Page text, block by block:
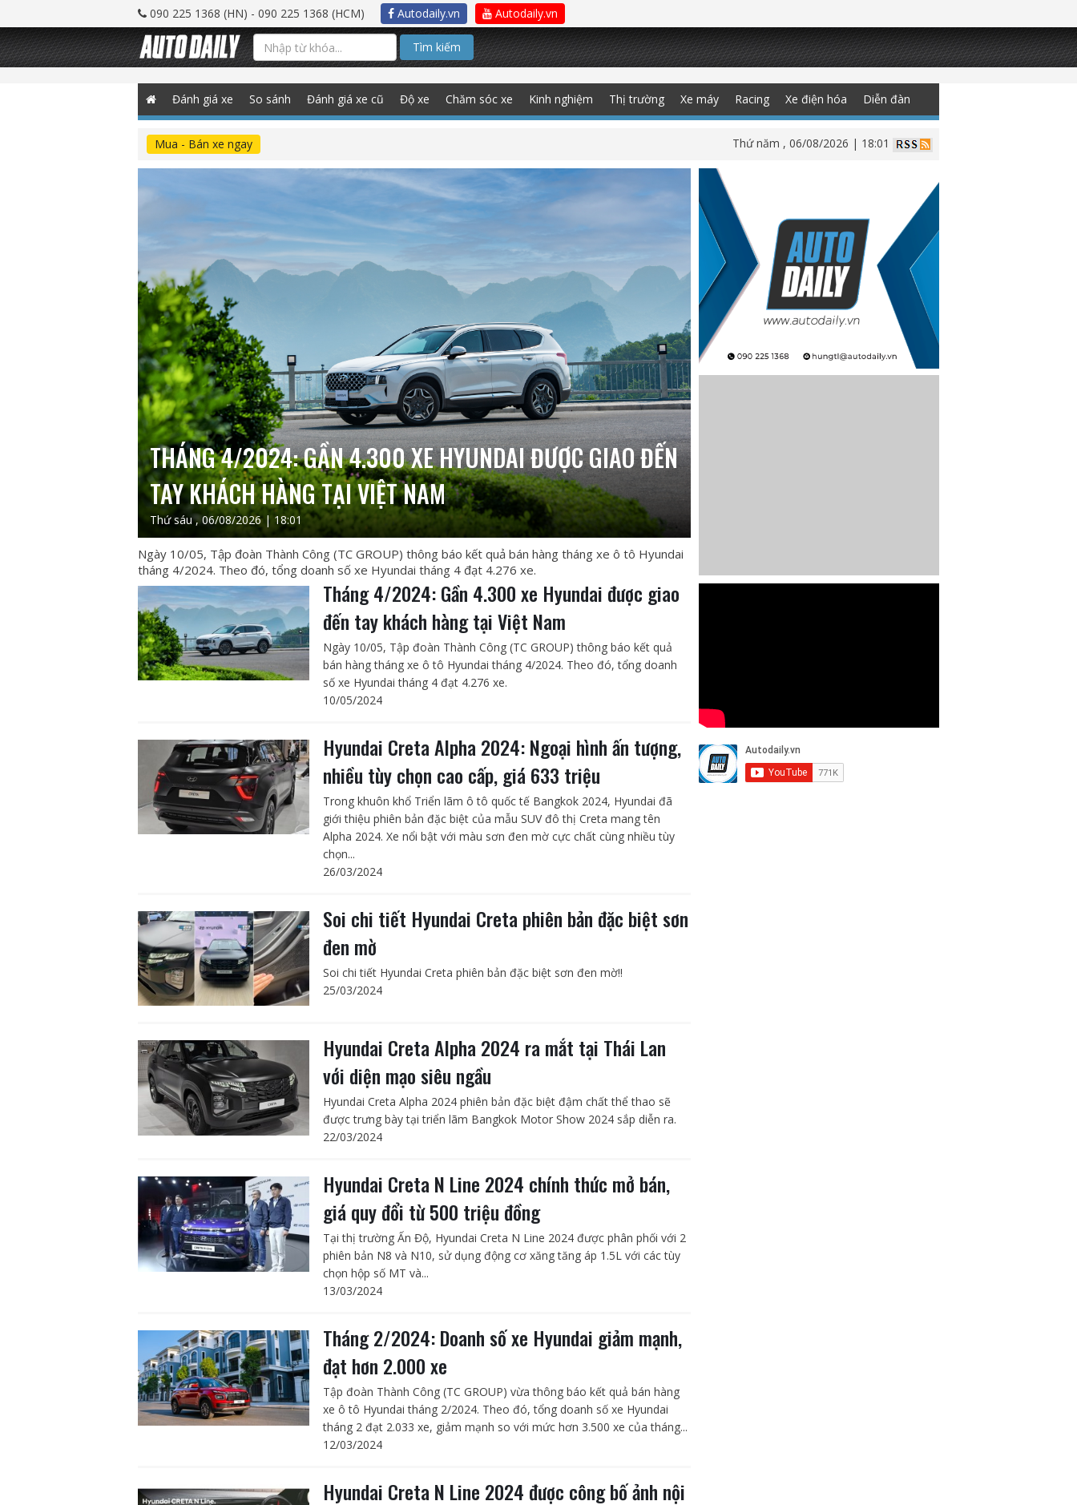
090 225 1368 (HN) - 090 225 1368 (HCM) Autodaily.vn Autodaily.vn
Tìm kiếm
Đánh giá xe So sánh Đánh giá xe cũ Độ xe Chăm sóc xe Kinh nghiệm Thị trường Xe máy Racing Xe điện hóa Diễn đàn
Mua - Bán xe ngay Thứ năm , 06/08/2026 | 18:01
THÁNG 4/2024: GẦN 4.300 XE HYUNDAI ĐƯỢC GIAO ĐẾN
TAY KHÁCH HÀNG TẠI VIỆT NAM
Thứ sáu , 06/08/2026 | 18:01
Ngày 10/05, Tập đoàn Thành Công (TC GROUP) thông báo kết quả bán hàng tháng xe ô tô Hyundai
tháng 4/2024. Theo đó, tổng doanh số xe Hyundai tháng 4 đạt 4.276 xe.
Tháng 4/2024: Gần 4.300 xe Hyundai được giao
đến tay khách hàng tại Việt Nam
Ngày 10/05, Tập đoàn Thành Công (TC GROUP) thông báo kết quả
bán hàng tháng xe ô tô Hyundai tháng 4/2024. Theo đó, tổng doanh
số xe Hyundai tháng 4 đạt 4.276 xe.
10/05/2024
Hyundai Creta Alpha 2024: Ngoại hình ấn tượng,
nhiều tùy chọn cao cấp, giá 633 triệu
Trong khuôn khổ Triển lãm ô tô quốc tế Bangkok 2024, Hyundai đã
giới thiệu phiên bản đặc biệt của mẫu SUV đô thị Creta mang tên
Alpha 2024. Xe nổi bật với màu sơn đen mờ cực chất cùng nhiều tùy
chọn...
26/03/2024
Soi chi tiết Hyundai Creta phiên bản đặc biệt sơn
đen mờ
Soi chi tiết Hyundai Creta phiên bản đặc biệt sơn đen mờ!!
25/03/2024
Hyundai Creta Alpha 2024 ra mắt tại Thái Lan
với diện mạo siêu ngầu
Hyundai Creta Alpha 2024 phiên bản đặc biệt đậm chất thể thao sẽ
được trưng bày tại triển lãm Bangkok Motor Show 2024 sắp diễn ra.
22/03/2024
Hyundai Creta N Line 2024 chính thức mở bán,
giá quy đổi từ 500 triệu đồng
Tại thị trường Ấn Độ, Hyundai Creta N Line 2024 được phân phối với 2
phiên bản N8 và N10, sử dụng động cơ xăng tăng áp 1.5L với các tùy
chọn hộp số MT và...
13/03/2024
Tháng 2/2024: Doanh số xe Hyundai giảm mạnh,
đạt hơn 2.000 xe
Tập đoàn Thành Công (TC GROUP) vừa thông báo kết quả bán hàng
xe ô tô Hyundai tháng 2/2024. Theo đó, tổng doanh số xe Hyundai
tháng 2 đạt 2.033 xe, giảm mạnh so với mức hơn 3.500 xe của tháng...
12/03/2024
Hyundai Creta N Line 2024 được công bố ảnh nội